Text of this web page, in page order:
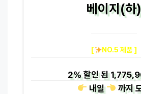
베이지(하)
[ NO.5 제품 ]
2%할인 된
내일
까지